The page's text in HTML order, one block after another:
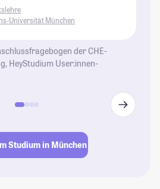
Universität München
der CHE-
HeyStudium User:innen-
Studium in München